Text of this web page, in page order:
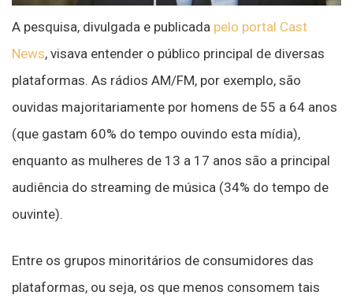
A pesquisa, divulgada e publicada pelo portal Cast
News, visava entender o público principal de diversas
plataformas. As rádios AM/FM, por exemplo, são
ouvidas majoritariamente por homens de 55 a 64 anos
(que gastam 60% do tempo ouvindo esta mídia),
enquanto as mulheres de 13 a 17 anos são a principal
audiência do streaming de música (34% do tempo de
ouvinte).
Entre os grupos minoritários de consumidores das
plataformas, ou seja, os que menos consomem tais